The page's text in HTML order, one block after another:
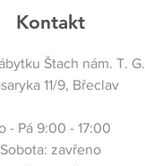
Kontakt
Štach nám. T. G.
11/9, Břeclav
- Pá 9:00 - 17:00
Sobota: zavřeno